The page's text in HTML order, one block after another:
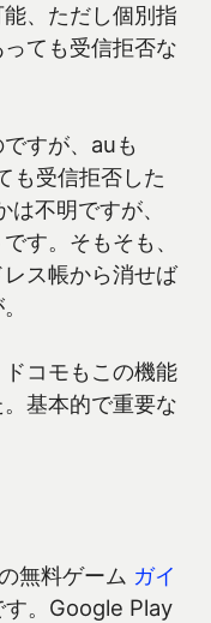
、ただし個別指
ても受信拒否な
すが、auも
も受信拒否した
不明ですが、
す。そもそも、
ス帳から消せば
コモもこの機能
基本的で重要な
無料ゲーム ガイ
す。Google Play